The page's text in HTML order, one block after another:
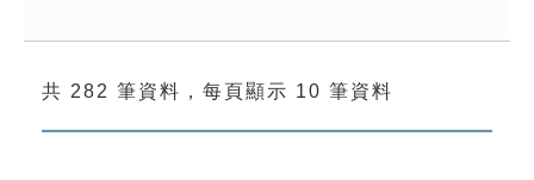
成語故事
索引選單
共 282 筆資料，每頁顯示 10 筆資料